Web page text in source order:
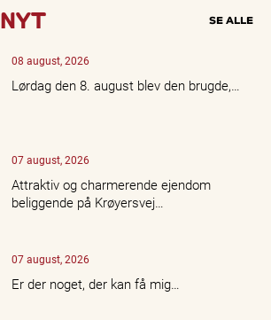
NYT SE ALLE
08 august, 2026
Lørdag den 8. august blev den brugde,…
07 august, 2026
Attraktiv og charmerende ejendom
beliggende på Krøyersvej…
07 august, 2026
Er der noget, der kan få mig…